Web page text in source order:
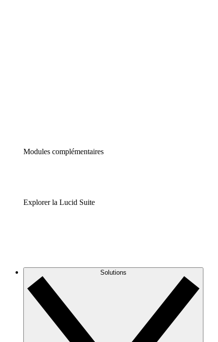
Modules complémentaires
Explorer la Lucid Suite
Solutions